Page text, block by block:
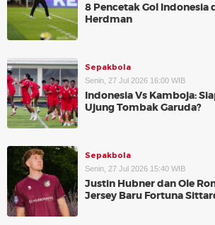
8 Pencetak Gol Indonesia
Herdman
Sepakbola
Senin, 27 Jul 2026 16:00 WIB
Indonesia Vs Kamboja:
Ujung Tombak Garuda?
Sepakbola
Senin, 27 Jul 2026 15:40 WIB
Justin Hubner dan Ole
Jersey Baru Fortuna